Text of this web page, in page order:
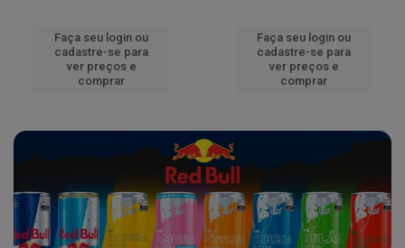
Faça seu login ou
cadastre-se para
ver preços e
comprar
Faça seu login ou
cadastre-se para
ver preços e
comprar